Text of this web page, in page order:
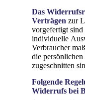
Das
Verträgen zur
vorgefertigt
individuelle
Verbraucher
die persönlichen
zugeschnitten
Folgende
Widerrufs bei